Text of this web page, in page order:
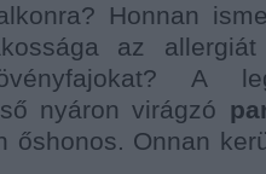
Honnan
az
A
nyáron virágzó
őshonos. Onnan